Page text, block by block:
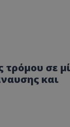
τρόμου σε
και